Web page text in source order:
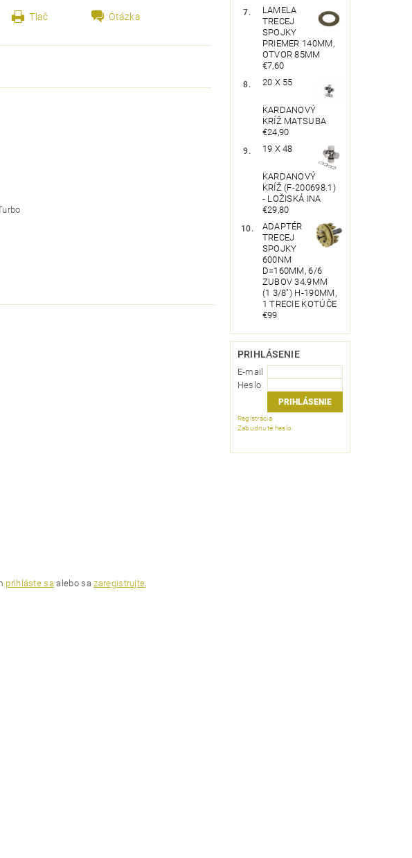
Tlač Otázka
prihláste sa alebo sazaregistrujte.
LAMELA
TRECEJ
SPOJKY
PRIEMER 140MM,
OTVOR 85MM
€7,60
20 X 55
KARDANOVÝ
KRÍŽ MATSUBA
€24,90
19 X 48
KARDANOVÝ
KRÍŽ (F-200698.1)
- LOŽISKÁ INA
€29,80
ADAPTÉR
TRECEJ
SPOJKY
600NM
D=160MM, 6/6
ZUBOV 34.9MM
(1 3/8") H-190MM,
1 TRECIE KOTÚČE
€99
PRIHLÁSENIE
E-mail
Heslo
Registrácia
Zabudnuté heslo